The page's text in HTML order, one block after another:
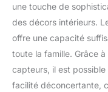
une touche de
des décors intérieurs.
offre une capacité
toute la famille. Grâce
capteurs, il est
facilité déconcertante,